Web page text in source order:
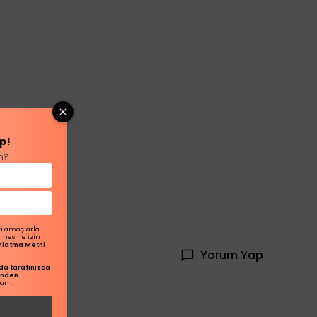
Yorum Yap
amaçlarla
izin
Metni
tarafınızca